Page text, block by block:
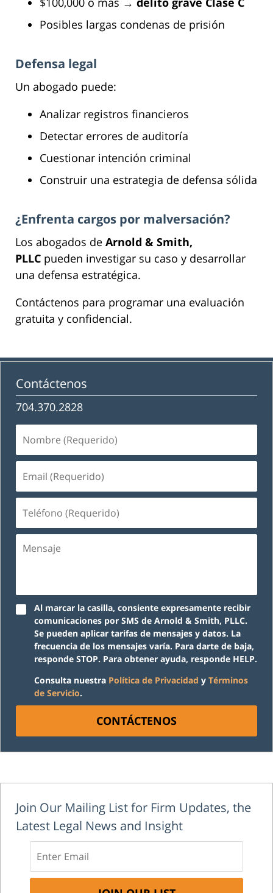
Posibles largas condenas de prisión
Defensa legal
Un abogado puede:
Analizar registros financieros
Detectar errores de auditoría
Cuestionar intención criminal
Construir una estrategia de defensa sólida
¿Enfrenta cargos por malversación?
Los abogados de Arnold & Smith,
PLLC pueden investigar su caso y desarrollar
una defensa estratégica.
Contáctenos para programar una evaluación
gratuita y confidencial.
Contáctenos
704.370.2828
(Requerido)
(Requerido)
(Requerido)
Al marcar la casilla, consiente expresamente recibir
comunicaciones por SMS de Arnold & Smith, PLLC.
Se pueden aplicar tarifas de mensajes y datos. La
frecuencia de los mensajes varía. Para darte de baja,
responde STOP. Para obtener ayuda, responde HELP.
Consulta nuestra Política de Privacidad y Términos
de Servicio.
CONTÁCTENOS
Join Our Mailing List for Firm Updates, the
Latest Legal News and Insight